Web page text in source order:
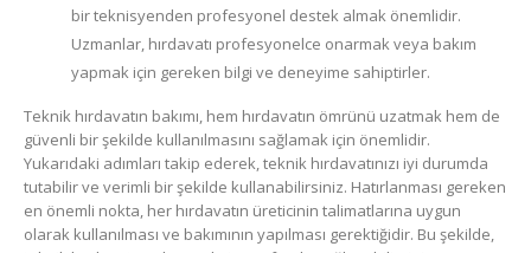
bir teknisyenden profesyonel destek almak önemlidir.
Uzmanlar, hırdavatı profesyonelce onarmak veya bakım
yapmak için gereken bilgi ve deneyime sahiptirler.
Teknik hırdavatın bakımı, hem hırdavatın ömrünü uzatmak hem de
güvenli bir şekilde kullanılmasını sağlamak için önemlidir.
Yukarıdaki adımları takip ederek, teknik hırdavatınızı iyi durumda
tutabilir ve verimli bir şekilde kullanabilirsiniz. Hatırlanması gereken
en önemli nokta, her hırdavatın üreticinin talimatlarına uygun
olarak kullanılması ve bakımının yapılması gerektiğidir. Bu şekilde,